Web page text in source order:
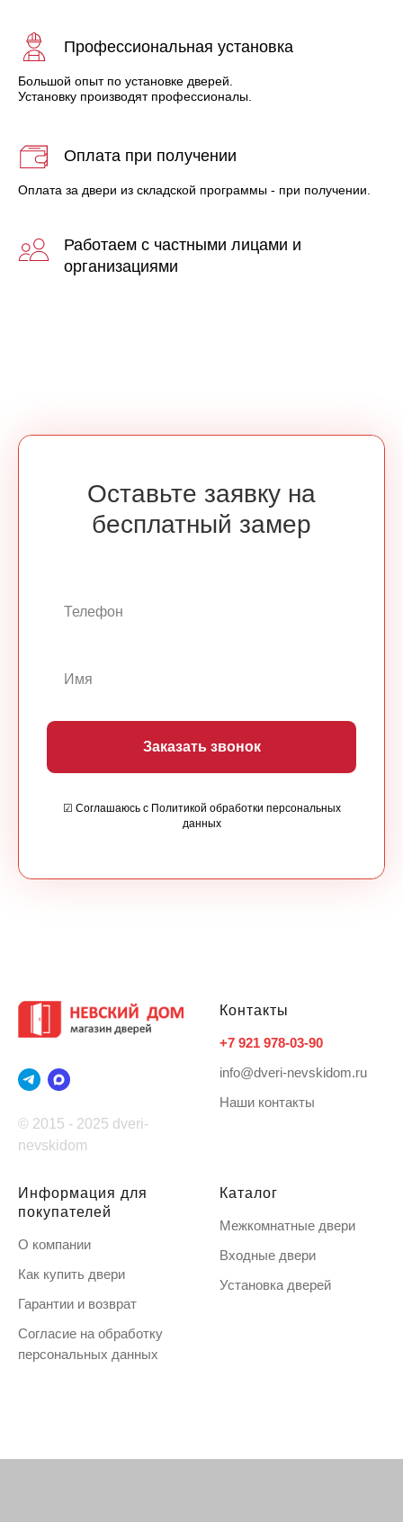
Профессиональная установка
Большой опыт по установке дверей.
Установку производят профессионалы.
Оплата при получении
Оплата за двери из складской программы - при получении.
Работаем с частными лицами и
организациями
Оставьте заявку на
бесплатный замер
Заказать звонок
☑ Соглашаюсь с Политикой обработки персональных
данных
© 2015 - 2025 dveri-
nevskidom
Контакты
+7 921 978-03-90
info@dveri-nevskidom.ru
Наши контакты
Информация для
покупателей
О компании
Как купить двери
Гарантии и возврат
Согласие на обработку
персональных данных
Каталог
Межкомнатные двери
Входные двери
Установка дверей